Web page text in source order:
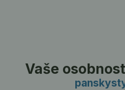
Vaše